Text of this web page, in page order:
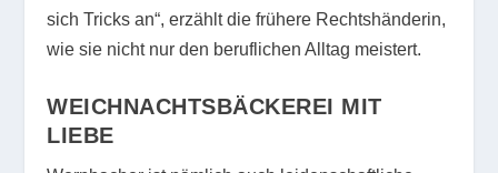
sich Tricks an“, erzählt die frühere Rechtshänderin,
wie sie nicht nur den beruflichen Alltag meistert.
WEICHNACHTSBÄCKEREI MIT
LIEBE